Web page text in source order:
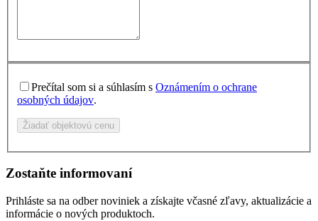
Prečítal som si a súhlasím s Oznámením o ochrane
osobných údajov.
Žiadať objektovú cenu
Zostaňte informovaní
Prihláste sa na odber noviniek a získajte včasné zľavy, aktualizácie a
informácie o nových produktoch.